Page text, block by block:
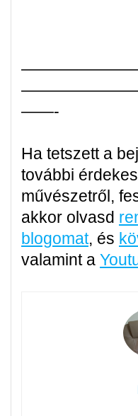
——-
Ha tetszett a
további
művészetről,
akkor olvasd
blogomat, és
valamint a